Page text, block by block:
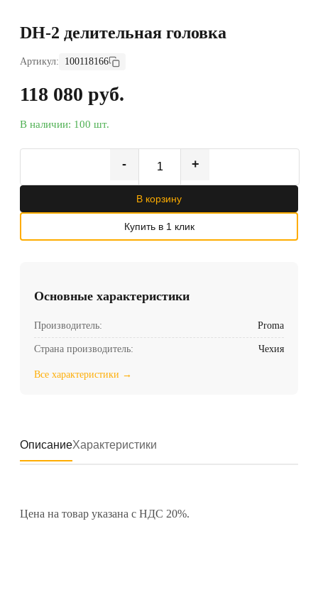
DH-2 делительная головка
Артикул: 100118166
118 080 руб.
В наличии: 100 шт.
- +
В корзину
Купить в 1 клик
Основные характеристики
Производитель: Proma
Страна производитель: Чехия
Все характеристики →
ОписаниеХарактеристики
Цена на товар указана с НДС 20%.